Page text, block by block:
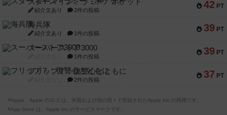
42 PT
紹介文あり 2件の投稿
39 PT
海兵隊
紹介文あり 1件の投稿
39 PT
スーパーストア3000
1件の投稿
37 PT
フリップ７：復讐心とともに
2件の投稿
※Apple、Apple のロゴ は、米国および他の国々で登録されたApple Inc.の商標です。
※App Store は、Apple Inc.のサービスマークです。